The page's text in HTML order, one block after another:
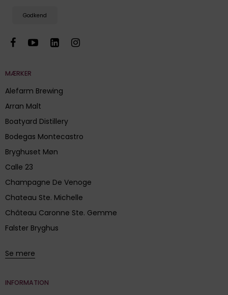
Godkend
MÆRKER
Alefarm Brewing
Arran Malt
Boatyard Distillery
Bodegas Montecastro
Bryghuset Møn
Calle 23
Champagne De Venoge
Chateau Ste. Michelle
Château Caronne Ste. Gemme
Falster Bryghus
Se mere
INFORMATION